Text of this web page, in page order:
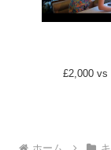
£2,000 vs